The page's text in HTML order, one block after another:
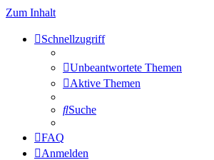
Zum Inhalt
Schnellzugriff
Unbeantwortete Themen
Aktive Themen
Suche
FAQ
Anmelden